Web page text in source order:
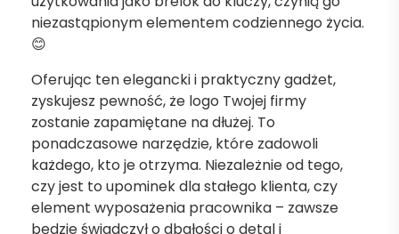
niezastąpionym elementem codziennego życia.
😊
Oferując ten elegancki i praktyczny gadżet,
zyskujesz pewność, że logo Twojej firmy
zostanie zapamiętane na dłużej. To
ponadczasowe narzędzie, które zadowoli
każdego, kto je otrzyma. Niezależnie od tego,
czy jest to upominek dla stałego klienta, czy
element wyposażenia pracownika – zawsze
będzie świadczył o dbałości o detal i